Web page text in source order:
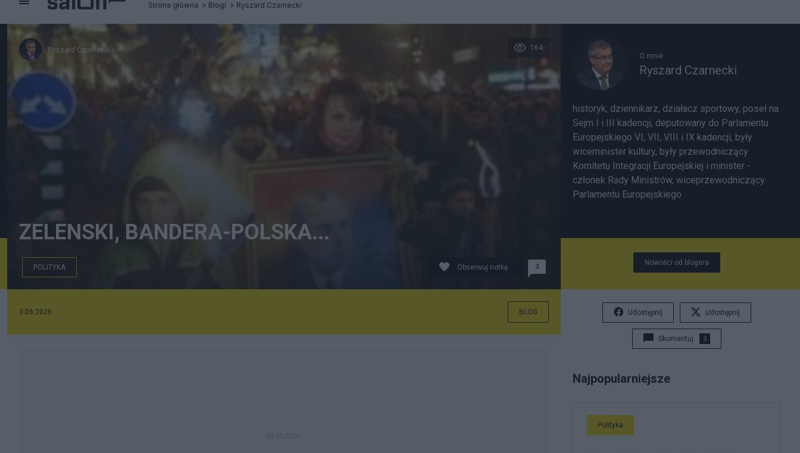
Strona główna Blogi Ryszard Czarnecki
Ryszard Czarnecki 164
ZELENSKI, BANDERA-POLSKA...
POLITYKA Obserwuj notkę 3
3.06.2026 BLOG
O mnie
Ryszard Czarnecki
historyk, dziennikarz, działacz sportowy, poseł na
Sejm I i III kadencji, deputowany do Parlamentu
Europejskiego VI, VII, VIII i IX kadencji, były
wiceminister kultury, były przewodniczący
Komitetu Integracji Europejskiej i minister -
członek Rady Ministrów, wiceprzewodniczący
Parlamentu Europejskiego
Nowości od blogera
Udostępnij Udostępnij
Skomentuj 3
Najpopularniejsze
Polityka